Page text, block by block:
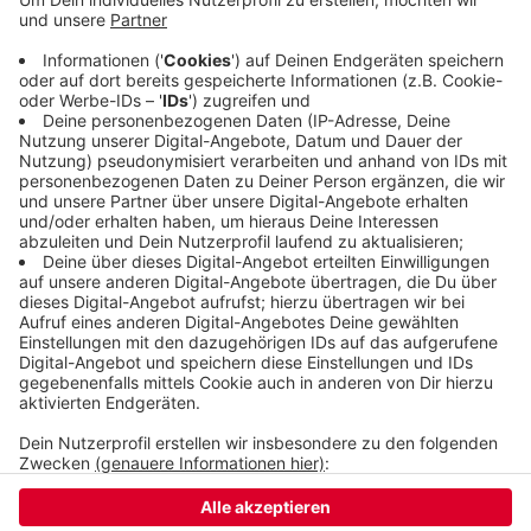
hundert verschiedene Laub- und Nadelbaumarten
aus anderen europäischen Regionen, Asien, Nord-
und Südamerika. Gesucht werden Bäume, die gut
mit extremen Trockenperioden und steigenden
Temperaturen zurechtkommen.
Veröffentlicht:Sonntag, 08.11.2020 12:15
Anzeige